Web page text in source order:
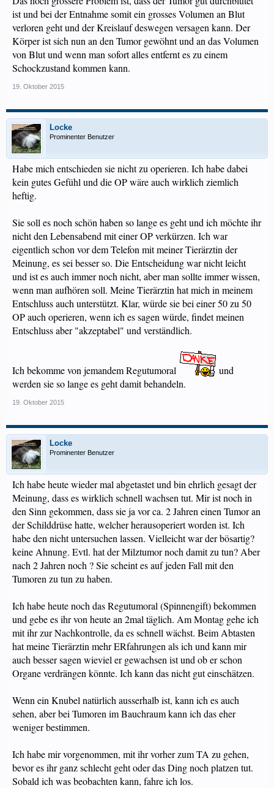
ist und bei der Entnahme somit ein grosses Volumen an Blut
verloren geht und der Kreislauf deswegen versagen kann. Der
Körper ist sich nun an den Tumor gewöhnt und an das Volumen
von Blut und wenn man sofort alles entfernt es zu einem
Schockzustand kommen kann.
19. Oktober 2015
Locke
Prominenter Benutzer
Habe mich entschieden sie nicht zu operieren. Ich habe dabei
kein gutes Gefühl und die OP wäre auch wirklich ziemlich
heftig.
Sie soll es noch schön haben so lange es geht und ich möchte ihr
nicht den Lebensabend mit einer OP verkürzen. Ich war
eigentlich schon vor dem Telefon mit meiner Tierärztin der
Meinung, es sei besser so. Die Entscheidung war nicht leicht
und ist es auch immer noch nicht, aber man sollte immer wissen,
wenn man aufhören soll. Meine Tierärztin hat mich in meinem
Entschluss auch unterstützt. Klar, würde sie bei einer 50 zu 50
OP auch operieren, wenn ich es sagen würde, findet meinen
Entschluss aber "akzeptabel" und verständlich.
Ich bekomme von jemandem Regutumoral
und
werden sie so lange es geht damit behandeln.
19. Oktober 2015
Locke
Prominenter Benutzer
Ich habe heute wieder mal abgetastet und bin ehrlich gesagt der
Meinung, dass es wirklich schnell wachsen tut. Mir ist noch in
den Sinn gekommen, dass sie ja vor ca. 2 Jahren einen Tumor an
der Schilddrüse hatte, welcher herausoperiert worden ist. Ich
habe den nicht untersuchen lassen. Vielleicht war der bösartig?
keine Ahnung. Evtl. hat der Milztumor noch damit zu tun? Aber
nach 2 Jahren noch ? Sie scheint es auf jeden Fall mit den
Tumoren zu tun zu haben.
Ich habe heute noch das Regutumoral (Spinnengift) bekommen
und gebe es ihr von heute an 2mal täglich. Am Montag gehe ich
mit ihr zur Nachkontrolle, da es schnell wächst. Beim Abtasten
hat meine Tierärztin mehr ERfahrungen als ich und kann mir
auch besser sagen wieviel er gewachsen ist und ob er schon
Organe verdrängen könnte. Ich kann das nicht gut einschätzen.
Wenn ein Knubel natürlich ausserhalb ist, kann ich es auch
sehen, aber bei Tumoren im Bauchraum kann ich das eher
weniger bestimmen.
Ich habe mir vorgenommen, mit ihr vorher zum TA zu gehen,
bevor es ihr ganz schlecht geht oder das Ding noch platzen tut.
Sobald ich was beobachten kann, fahre ich los.